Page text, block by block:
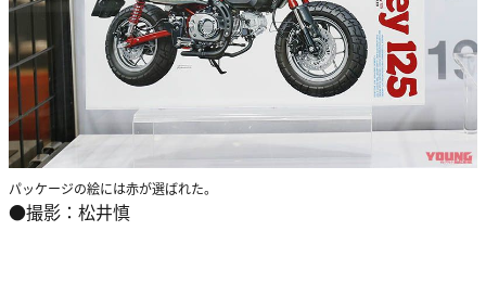
パッケージの絵には赤が選ばれた。
●撮影：松井慎